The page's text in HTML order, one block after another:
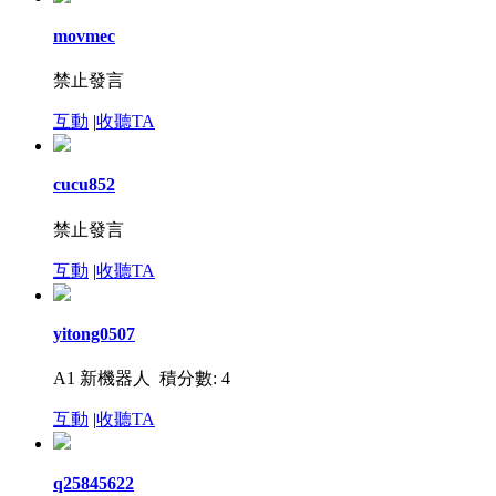
movmec
禁止發言
互動 |收聽TA
cucu852
禁止發言
互動 |收聽TA
yitong0507
A1 新機器人 積分數: 4
互動 |收聽TA
q25845622